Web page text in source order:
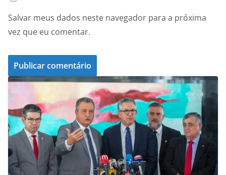
Salvar meus dados neste navegador para a próxima
vez que eu comentar.